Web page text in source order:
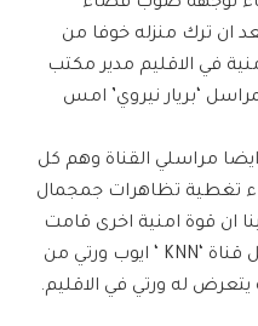
ان ترك منزله خوفا من
في الاقليم مدير مكتب
‘بريار نيروي’ امس
مراسلي القناة وهم كل
تغطية تظاهرات جمجمال
ان قوة امنية اخرى قامت
صباح اليوم السبت باعتقال مراسل قناة ‘KNN ‘ ايوب ورتي من
يتعرض له ورتي في الاقليم.